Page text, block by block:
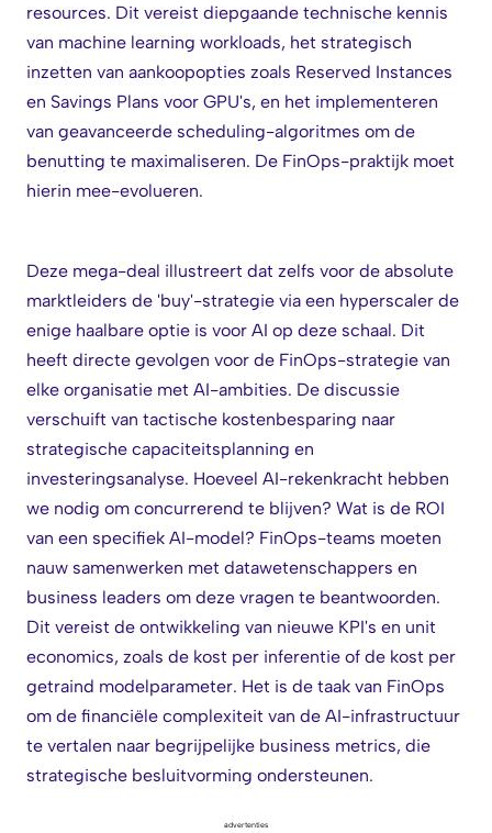
resources. Dit vereist diepgaande technische kennis
van machine learning workloads, het strategisch
inzetten van aankoopopties zoals Reserved Instances
en Savings Plans voor GPU's, en het implementeren
van geavanceerde scheduling-algoritmes om de
benutting te maximaliseren. De FinOps-praktijk moet
hierin mee-evolueren.
Deze mega-deal illustreert dat zelfs voor de absolute
marktleiders de 'buy'-strategie via een hyperscaler de
enige haalbare optie is voor AI op deze schaal. Dit
heeft directe gevolgen voor de FinOps-strategie van
elke organisatie met AI-ambities. De discussie
verschuift van tactische kostenbesparing naar
strategische capaciteitsplanning en
investeringsanalyse. Hoeveel AI-rekenkracht hebben
we nodig om concurrerend te blijven? Wat is de ROI
van een specifiek AI-model? FinOps-teams moeten
nauw samenwerken met datawetenschappers en
business leaders om deze vragen te beantwoorden.
Dit vereist de ontwikkeling van nieuwe KPI's en unit
economics, zoals de kost per inferentie of de kost per
getraind modelparameter. Het is de taak van FinOps
om de financiële complexiteit van de AI-infrastructuur
te vertalen naar begrijpelijke business metrics, die
strategische besluitvorming ondersteunen.
advertenties